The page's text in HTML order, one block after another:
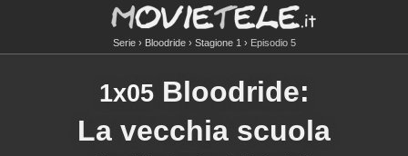
Serie Bloodride Stagione 1 Episodio 5
1x05 Bloodride:
La vecchia scuola